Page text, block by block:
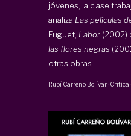
jóvenes, la clase
analiza Las películas
Fuguet, Labor (2002)
las flores negras
otras obras.
Rubí Carreño Bolívar· Crítica